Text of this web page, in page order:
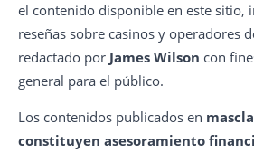
el contenido disponible en este sitio,
reseñas sobre casinos y operadores
redactado por James Wilson con
general para el público.
Los contenidos publicados en
constituyen asesoramiento